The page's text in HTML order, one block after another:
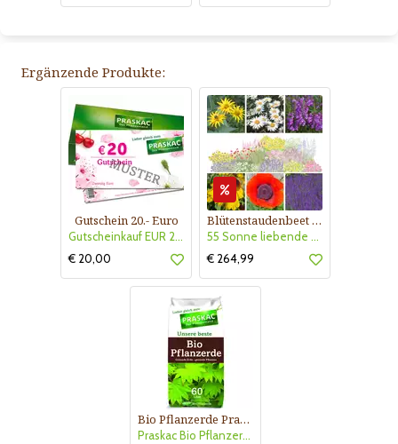
Ergänzende Produkte:
Gutschein 20.- Euro
Gutscheinkauf EUR 20.-
€ 20,00
Blütenstaudenbeet Kollektion Nr. 504
55 Sonne liebende Stauden für 6 m² Beet mit Pflanzplan
€ 264,99
Bio Pflanzerde Praskac
Praskac Bio Pflanzerde